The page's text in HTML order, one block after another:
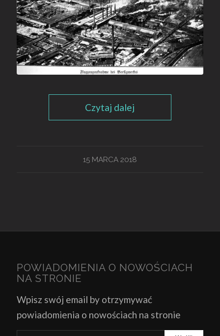
Czytaj dalej
15 MARCA 2018
POWIADOMIENIA O NOWOŚCIACH
NA STRONIE
Wpisz swój email by otrzymywać
powiadomienia o nowościach na stronie